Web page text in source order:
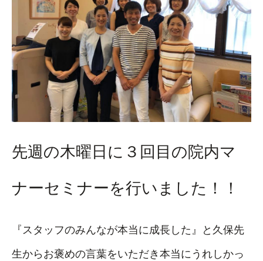
先週の木曜日に３回目の院内マ
ナーセミナーを行いました！！
『スタッフのみんなが本当に成長した』と久保先
生からお褒めの言葉をいただき本当にうれしかっ